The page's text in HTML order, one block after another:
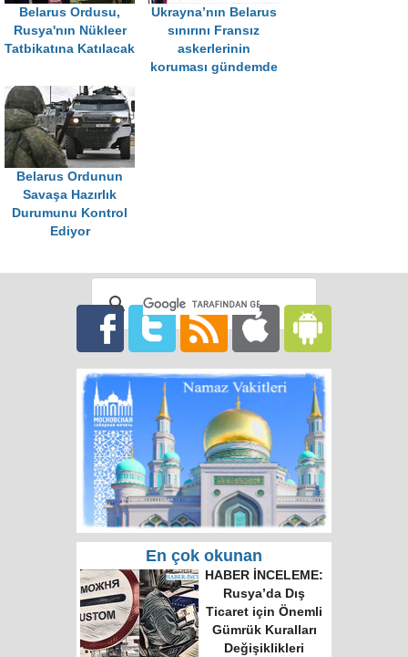
Belarus Ordusu,
Rusya'nın Nükleer
Tatbikatına Katılacak
Ukrayna’nın Belarus
sınırını Fransız
askerlerinin
koruması gündemde
Belarus Ordunun
Savaşa Hazırlık
Durumunu Kontrol
Ediyor
En çok okunan
Rusya'da hatalı celp
için itiraz e-devlet
(gosuslugi)
üzerinden
yapılacak!